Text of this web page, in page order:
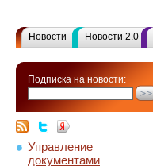
Новости Новости 2.0
Подписка на новости:
Управление
документами